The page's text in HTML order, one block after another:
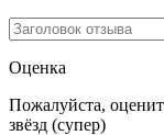
Оценка
Пожалуйста,
звёзд (супер)